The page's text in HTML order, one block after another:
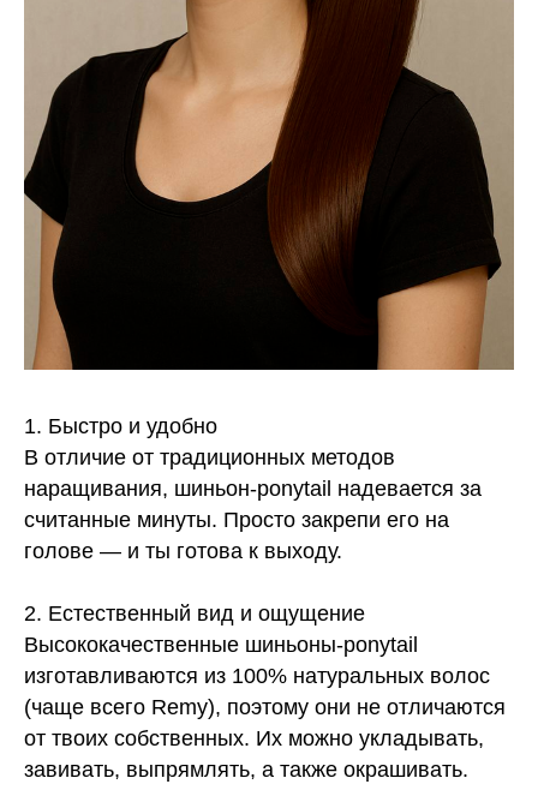
1. Быстро и удобно
В отличие от традиционных методов
наращивания, шиньон-ponytail надевается за
считанные минуты. Просто закрепи его на
голове — и ты готова к выходу.
2. Естественный вид и ощущение
Высококачественные шиньоны-ponytail
изготавливаются из 100% натуральных волос
(чаще всего Remy), поэтому они не отличаются
от твоих собственных. Их можно укладывать,
завивать, выпрямлять, а также окрашивать.